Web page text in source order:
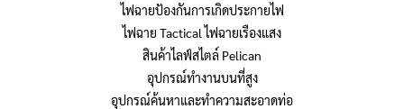
ไฟฉายป้องกันการเกิดประกายไฟ
ไฟฉาย Tactical ไฟฉายเรืองแสง
สินค้าไลฟ์สไตล์ Pelican
อุปกรณ์ทำงานบนที่สูง
อุปกรณ์ค้นหาและทำความสะอาดท่อ